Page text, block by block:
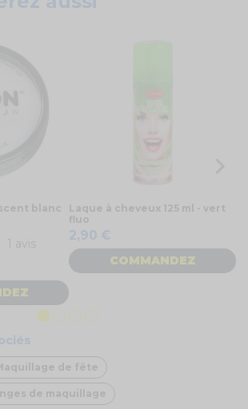
blanc
1 avis
Laque à cheveux 125 ml - vert
fluo
2,90 €
COMMANDEZ
de fête
de maquillage